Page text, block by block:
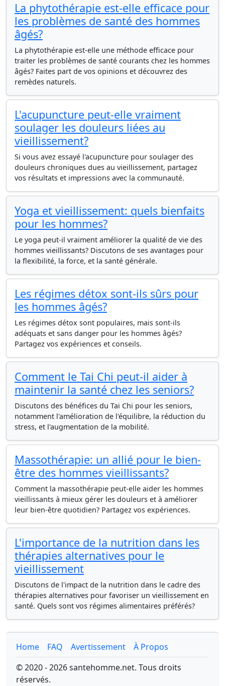
La phytothérapie est-elle efficace pour
les problèmes de santé des hommes
âgés?
La phytothérapie est-elle une méthode efficace pour
traiter les problèmes de santé courants chez les hommes
âgés? Faites part de vos opinions et découvrez des
remèdes naturels.
L'acupuncture peut-elle vraiment
soulager les douleurs liées au
vieillissement?
Si vous avez essayé l'acupuncture pour soulager des
douleurs chroniques dues au vieillissement, partagez
vos résultats et impressions avec la communauté.
Yoga et vieillissement: quels bienfaits
pour les hommes?
Le yoga peut-il vraiment améliorer la qualité de vie des
hommes vieillissants? Discutons de ses avantages pour
la flexibilité, la force, et la santé générale.
Les régimes détox sont-ils sûrs pour
les hommes âgés?
Les régimes détox sont populaires, mais sont-ils
adéquats et sans danger pour les hommes âgés?
Partagez vos expériences et conseils.
Comment le Tai Chi peut-il aider à
maintenir la santé chez les seniors?
Discutons des bénéfices du Tai Chi pour les seniors,
notamment l'amélioration de l'équilibre, la réduction du
stress, et l'augmentation de la mobilité.
Massothérapie: un allié pour le bien-
être des hommes vieillissants?
Comment la massothérapie peut-elle aider les hommes
vieillissants à mieux gérer les douleurs et à améliorer
leur bien-être quotidien? Partagez vos expériences.
L'importance de la nutrition dans les
thérapies alternatives pour le
vieillissement
Discutons de l'impact de la nutrition dans le cadre des
thérapies alternatives pour favoriser un vieillissement en
santé. Quels sont vos régimes alimentaires préférés?
Home FAQ Avertissement
À Propos
© 2020 - 2026 santehomme.net. Tous droits
réservés.